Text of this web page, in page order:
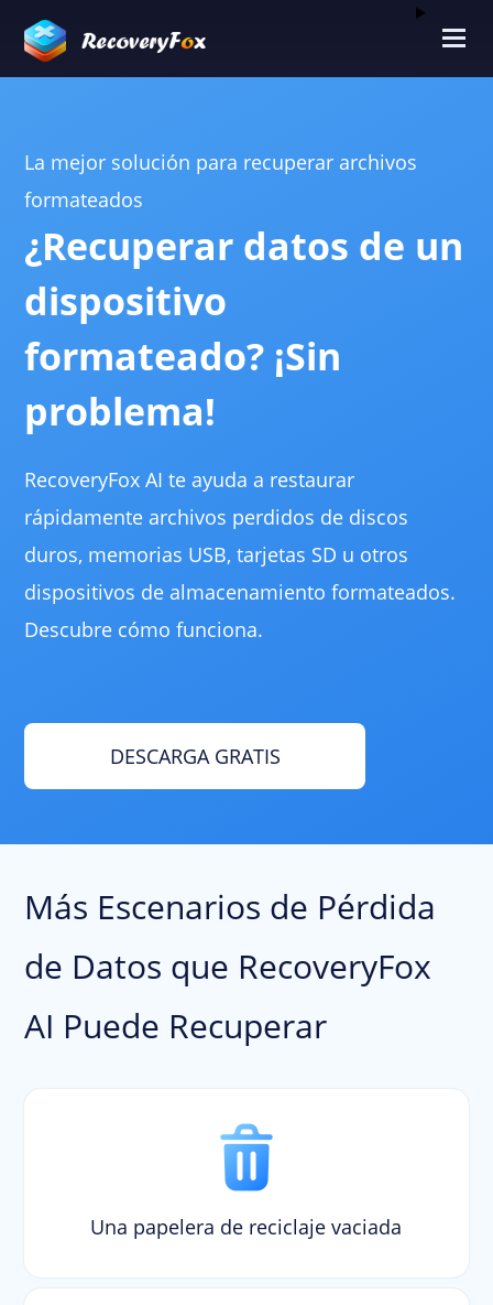
La mejor solución para recuperar archivos
formateados
¿Recuperar datos de un
dispositivo
formateado? ¡Sin
problema!
RecoveryFox AI te ayuda a restaurar
rápidamente archivos perdidos de discos
duros, memorias USB, tarjetas SD u otros
dispositivos de almacenamiento formateados.
Descubre cómo funciona.
DESCARGA GRATIS
Más Escenarios de Pérdida
de Datos que RecoveryFox
AI Puede Recuperar
Una papelera de reciclaje vaciada